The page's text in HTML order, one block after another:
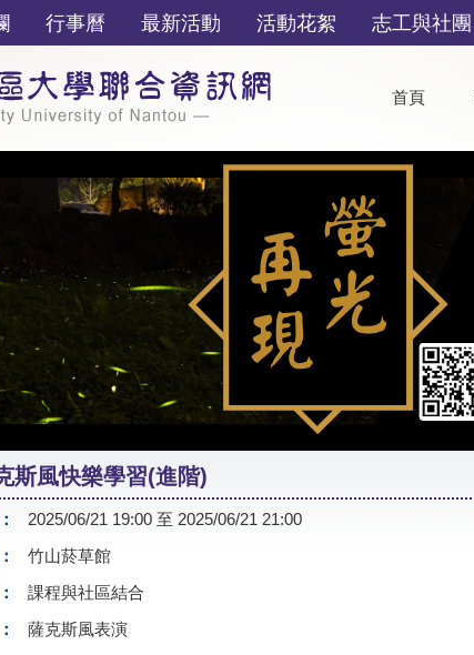
行事曆 最新活動 活動花絮 志工與社團
首頁
斯風快樂學習(進階)
2025/06/21 19:00 至 2025/06/21 21:00
竹山菸草館
課程與社區結合
薩克斯風表演